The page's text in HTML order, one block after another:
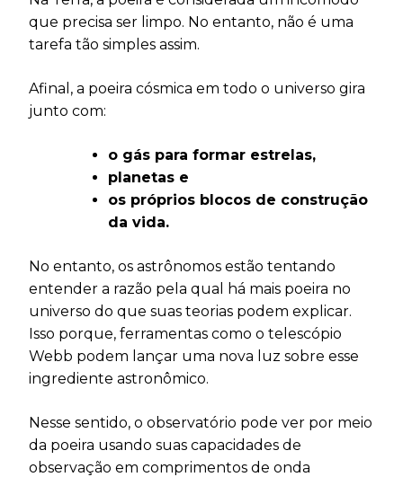
que precisa ser limpo. No entanto, não é uma
tarefa tão simples assim.
Afinal, a poeira cósmica em todo o universo gira
junto com:
o gás para formar estrelas,
planetas e
os próprios blocos de construção
da vida.
No entanto, os astrônomos estão tentando
entender a razão pela qual há mais poeira no
universo do que suas teorias podem explicar.
Isso porque, ferramentas como o telescópio
Webb podem lançar uma nova luz sobre esse
ingrediente astronômico.
Nesse sentido, o observatório pode ver por meio
da poeira usando suas capacidades de
observação em comprimentos de onda